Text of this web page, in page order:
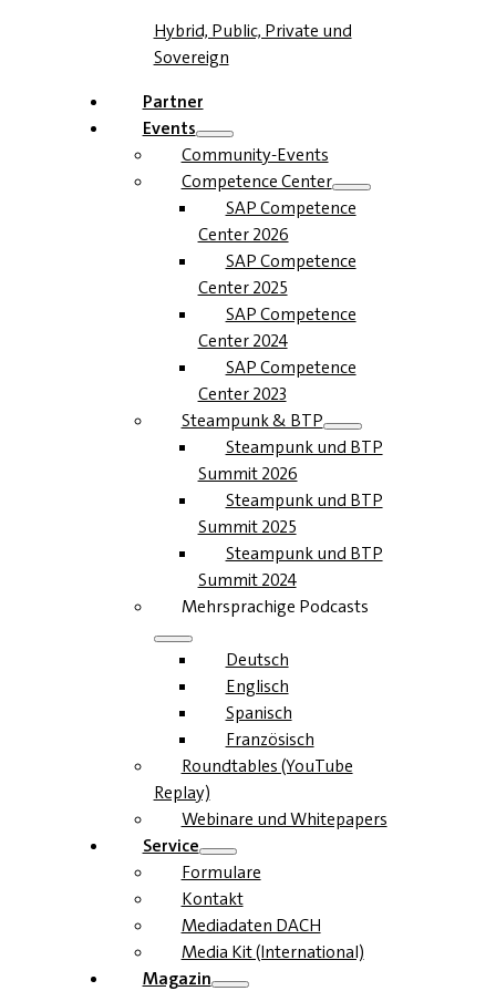
Hybrid, Public, Private und
Sovereign
Partner
Events
Community-Events
Competence Center
SAP Competence
Center 2026
SAP Competence
Center 2025
SAP Competence
Center 2024
SAP Competence
Center 2023
Steampunk & BTP
Steampunk und BTP
Summit 2026
Steampunk und BTP
Summit 2025
Steampunk und BTP
Summit 2024
Mehrsprachige Podcasts
Deutsch
Englisch
Spanisch
Französisch
Roundtables (YouTube
Replay)
Webinare und Whitepapers
Service
Formulare
Kontakt
Mediadaten DACH
Media Kit (International)
Magazin